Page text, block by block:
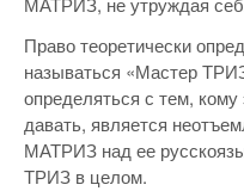
Право теоретически
называться «Мастер
определяться с тем,
давать, является
МАТРИЗ над ее
ТРИЗ в целом.